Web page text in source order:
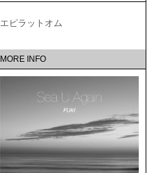
エピラットオム
MORE INFO